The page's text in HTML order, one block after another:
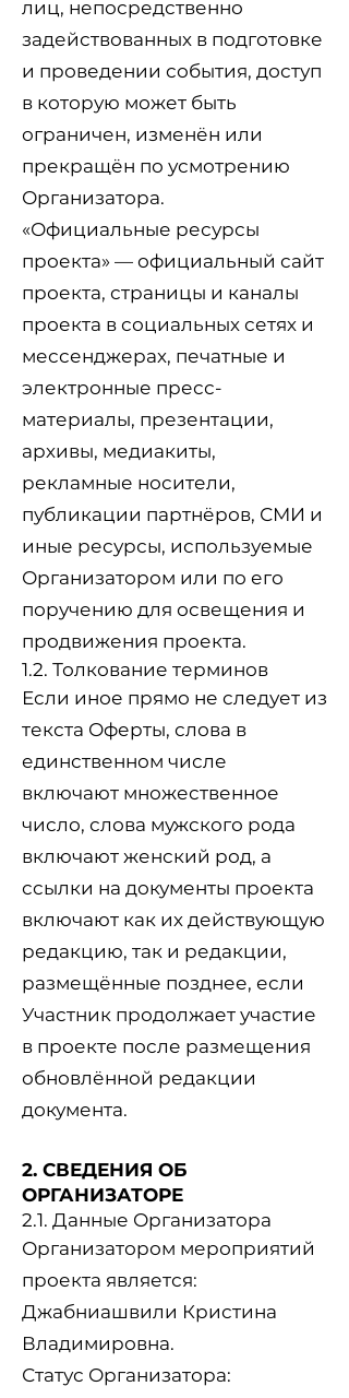
лиц, непосредственно
задействованных в подготовке
и проведении события, доступ
в которую может быть
ограничен, изменён или
прекращён по усмотрению
Организатора.
«Официальные ресурсы
проекта» — официальный сайт
проекта, страницы и каналы
проекта в социальных сетях и
мессенджерах, печатные и
электронные пресс-
материалы, презентации,
архивы, медиакиты,
рекламные носители,
публикации партнёров, СМИ и
иные ресурсы, используемые
Организатором или по его
поручению для освещения и
продвижения проекта.
1.2. Толкование терминов
Если иное прямо не следует из
текста Оферты, слова в
единственном числе
включают множественное
число, слова мужского рода
включают женский род, а
ссылки на документы проекта
включают как их действующую
редакцию, так и редакции,
размещённые позднее, если
Участник продолжает участие
в проекте после размещения
обновлённой редакции
документа.
2. СВЕДЕНИЯ ОБ
ОРГАНИЗАТОРЕ
2.1. Данные Организатора
Организатором мероприятий
проекта является:
Джабниашвили Кристина
Владимировна.
Статус Организатора: